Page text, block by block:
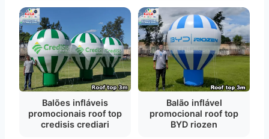
Balões infláveis
promocionais roof top
credisis crediari
Balão inflável
promocional roof top
BYD riozen